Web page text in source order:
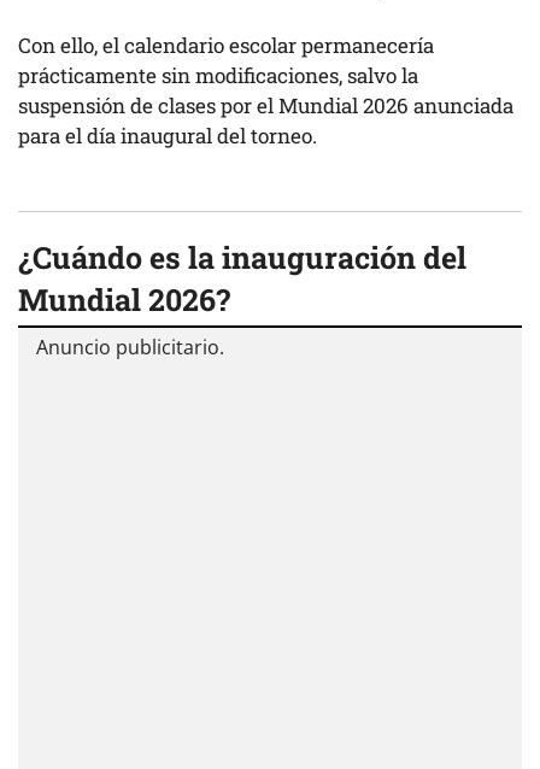
Con ello, el calendario escolar permanecería
prácticamente sin modificaciones, salvo la
suspensión de clases por el Mundial 2026 anunciada
para el día inaugural del torneo.
¿Cuándo es la inauguración del
Mundial 2026?